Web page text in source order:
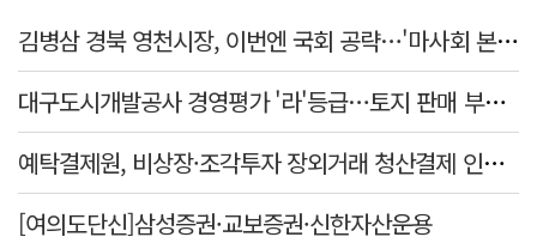
김병삼 경북 영천시장, 이번엔 국회 공략…'마사회 본사 이전·광역교통망 확충' 요청
대구도시개발공사 경영평가 '라'등급…토지 판매 부진에 1년 만에 두 단계 '뚝'
예탁결제원, 비상장·조각투자 장외거래 청산결제 인프라 구축 착수…연내 가동
[여의도단신]삼성증권·교보증권·신한자산운용